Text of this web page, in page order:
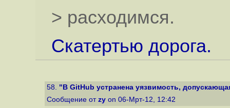
> расходимся.
Скатертью дорога.
58. "В GitHub устранена уязвимость,
Сообщение от zy on 06-Мрт-12, 12:42